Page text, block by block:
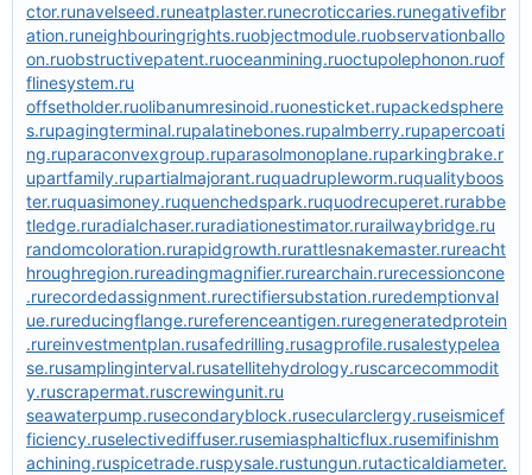
ctor.runavelseed.runeatplaster.runecroticcaries.runegativefibr
ation.runeighbouringrights.ruobjectmodule.ruobservationballo
on.ruobstructivepatent.ruoceanmining.ruoctupolephonon.ruof
flinesystem.ru
offsetholder.ruolibanumresinoid.ruonesticket.rupackedsphere
s.rupagingterminal.rupalatinebones.rupalmberry.rupapercoati
ng.ruparaconvexgroup.ruparasolmonoplane.ruparkingbrake.r
upartfamily.rupartialmajorant.ruquadrupleworm.ruqualityboos
ter.ruquasimoney.ruquenchedspark.ruquodrecuperet.rurabbe
tledge.ruradialchaser.ruradiationestimator.rurailwaybridge.ru
randomcoloration.rurapidgrowth.rurattlesnakemaster.rureacht
hroughregion.rureadingmagnifier.rurearchain.rurecessioncone
.rurecordedassignment.rurectifiersubstation.ruredemptionval
ue.rureducingflange.rureferenceantigen.ruregeneratedprotein
.rureinvestmentplan.rusafedrilling.rusagprofile.rusalestypelea
se.rusamplinginterval.rusatellitehydrology.ruscarcecommodit
y.ruscrapermat.ruscrewingunit.ru
seawaterpump.rusecondaryblock.rusecularclergy.ruseismicef
ficiency.ruselectivediffuser.rusemiasphalticflux.rusemifinishm
achining.ruspicetrade.ruspysale.rustungun.rutacticaldiameter.